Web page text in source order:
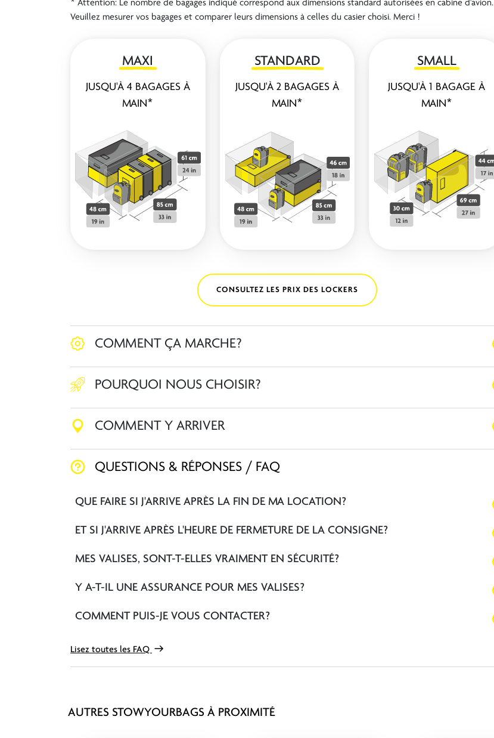
* Attention: Le nombre de bagages indiqué correspond aux dimensions standard autorisées en cabine d'avion.
Veuillez mesurer vos bagages et comparer leurs dimensions à celles du casier choisi. Merci !
MAXI
JUSQU'À 4 BAGAGES À
MAIN*
STANDARD
JUSQU'À 2 BAGAGES À
MAIN*
SMALL
JUSQU'À 1 BAGAGE À
MAIN*
CONSULTEZ LES PRIX DES LOCKERS
COMMENT ÇA MARCHE?
POURQUOI NOUS CHOISIR?
COMMENT Y ARRIVER
QUESTIONS & RÉPONSES / FAQ
QUE FAIRE SI J'ARRIVE APRÈS LA FIN DE MA LOCATION?
ET SI J'ARRIVE APRÈS L'HEURE DE FERMETURE DE LA CONSIGNE?
MES VALISES, SONT-T-ELLES VRAIMENT EN SÉCURITÉ?
Y A-T-IL UNE ASSURANCE POUR MES VALISES?
COMMENT PUIS-JE VOUS CONTACTER?
Lisez toutes les FAQ
AUTRES STOWYOURBAGS À PROXIMITÉ